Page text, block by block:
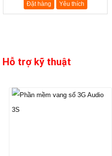
Đặt hàng Yêu thích
Hỗ trợ kỹ thuật